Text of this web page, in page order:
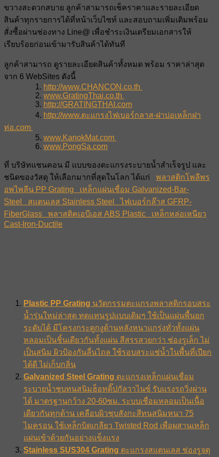
ขวางสะดวกสบาย ลูกค้าสามารถเช็คราคาและรายละเอียด
สินค้าทุกรายการได้ที่หน้าเว็บไซท์ และสอบถามเพิ่มเติมพร้อม
สั่งซื้อผ่านช่องทาง Line@ เพื่อชำระเงินเตรียมเอกสารให้
เรียบร้อยก่อนเข้ามารับสินค้าได้ทันที
ลูกค้าสามารถ ดูรายละเอียดสินค้าทั้งหมด พร้อม ราคาล่าสุด
จาก 6 WebSites ดังนี้
1. http://www.CHANCON.co.th
2. www.GratingThai.co.th
3. http://GRATINGTHAI.com
4. http://www.ตะแกรงไฟเบอร์กลาส-ฝาบ่อเหล็กฝา
ท่อ.com
5. www.KanokMat.com
6. www.PongSa.com
ที่ บริษัทแชนคอน มี แบบของตะแกรงระบายน้ำสำเร็จรูป และ
ชนิดของวัสดุ ให้เลือกมากที่สุดในโลก ได้แก่ พลาสติกโพลีพร
อพไพลีน PP Grating เหล็กแผ่นเชื่อม Galvanized-Bar-
Steel สแตนเลส Stainless Steelไฟเบอร์กล๊าส GFRP-
FiberGlass พลาสติคเอบีเอส ABS Plastic เหล็กหล่อเหนียว
Cast-Iron-Ductile
Plastic PP Grating นวัตกรรมตะแกรงพลาสติกรอบสระ
น้ำรุ่นใหม่ล่าสุด ทดแทนรูปแบบเดิมๆ ใช้เป็นแผ่นพื้นยก
ระดับได้ มีโครงกระดูกงูด้านหลังหนาแกร่งทั่วทั้งแผ่น
หลอมเป็นชิ้นเดียวกันทั้งแผ่น สีสรรสวยกว่า ช่องรูเล็ก ไม่
เป็นสนิม ผิวป้องกันลื่นไถล ใช้รอบสระแช่น้ำในพื้นที่เปียก
ได้ดี ไม่เก็บกลิ่น
Galvanized Steel Grating ตะแกรงเหล็กแผ่นเชื่อม
ระบายน้ำชุบทนสนิมฮ็อทดิ๊ปกัลวาไนซ์ รับแรงรถวิ่งผ่าน
ได้ มาตรฐานกว้าง 20-60ซม. ระบบเชื่อมหลอมเป็นเนื้อ
เดียวกันทุกด้าน เคลือบผิวชุบสังกะสีทนสนิมหนา 75
ไมครอน ใช้เหล็กบิดเกลียว Twisted Rod เพื่อผสานเหล็ก
แผ่นเข้าด้วยกันอย่างแข็งแรง
Stainless SUS304 Grating ตะแกรงสแตนเลส ช่องรูจตุ